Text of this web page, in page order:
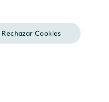
SPANISH
Rechazar Cookies